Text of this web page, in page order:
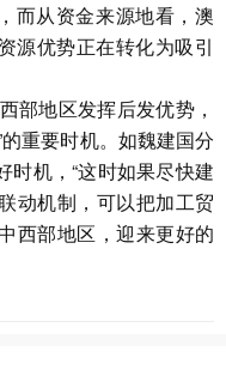
而从资金来源地看，澳
源优势正在转化为吸引
部地区发挥后发优势，
重要时机。如魏建国分
时机，“这时如果尽快建
动机制，可以把加工贸
西部地区，迎来更好的